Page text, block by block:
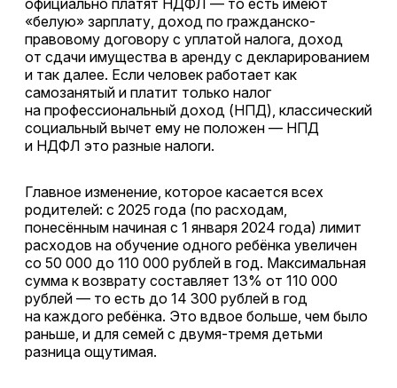
официально платят НДФЛ — то есть имеют
«белую» зарплату, доход по гражданско-
правовому договору с уплатой налога, доход
от сдачи имущества в аренду с декларированием
и так далее. Если человек работает как
самозанятый и платит только налог
на профессиональный доход (НПД), классический
социальный вычет ему не положен — НПД
и НДФЛ это разные налоги.
Главное изменение, которое касается всех
родителей: с 2025 года (по расходам,
понесённым начиная с 1 января 2024 года) лимит
расходов на обучение одного ребёнка увеличен
со 50 000 до 110 000 рублей в год. Максимальная
сумма к возврату составляет 13% от 110 000
рублей — то есть до 14 300 рублей в год
на каждого ребёнка. Это вдвое больше, чем было
раньше, и для семей с двумя-тремя детьми
разница ощутимая.